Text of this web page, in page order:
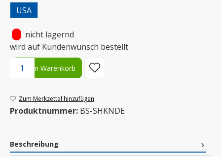
USA
nicht lagernd
wird auf Kundenwunsch bestellt
Produkt Anzahl: Gib den gewünschten Wert ein oder benutze
In den Warenkorb
Zum Merkzettel hinzufügen
Produktnummer: BS-SHKNDE
Beschreibung